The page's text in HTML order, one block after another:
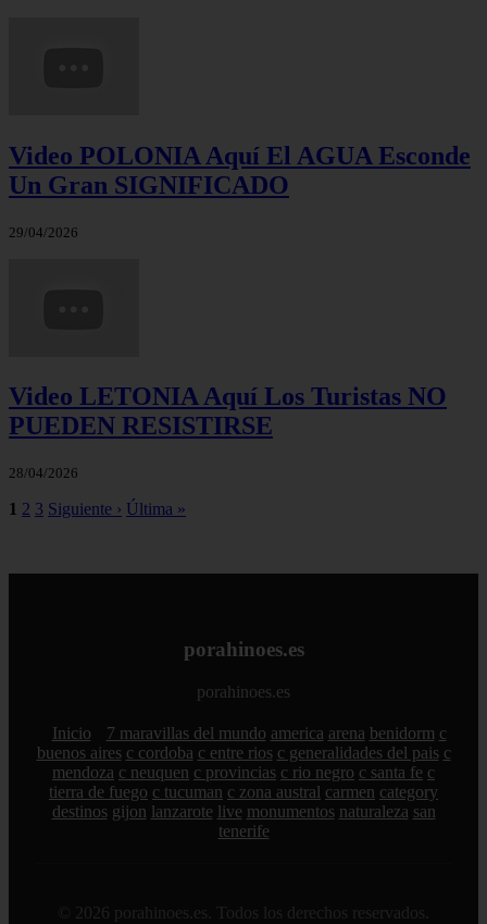
Video POLONIA Aquí El AGUA Esconde
Un Gran SIGNIFICADO
29/04/2026
Video LETONIA Aquí Los Turistas NO
PUEDEN RESISTIRSE
28/04/2026
1 2 3 Siguiente › Última »
porahinoes.es
porahinoes.es
Inicio 7 maravillas del mundo america arena benidorm c
buenos aires c cordoba c entre rios c generalidades del pais c
mendoza c neuquen c provincias c rio negro c santa fe c
tierra de fuego c tucuman c zona austral carmen category
destinos gijon lanzarote live monumentos naturaleza san
tenerife
© 2026 porahinoes.es. Todos los derechos reservados.